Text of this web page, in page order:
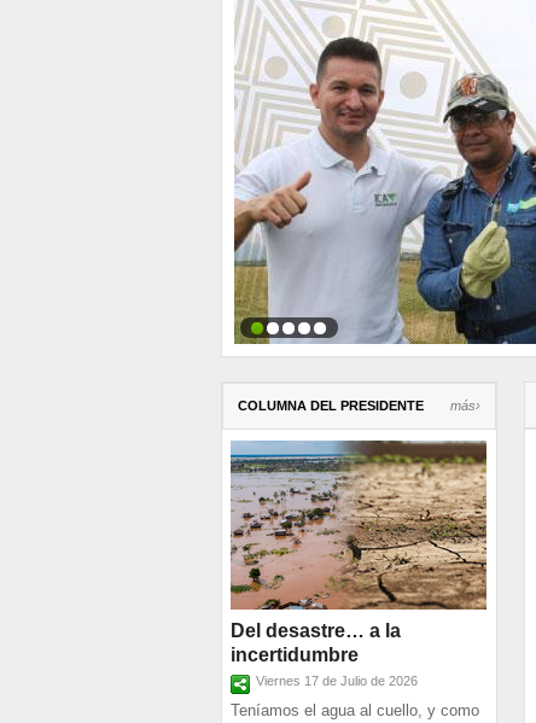
COLUMNA DEL PRESIDENTE más›
Del desastre… a la
incertidumbre
Viernes 17 de Julio de 2026
Teníamos el agua al cuello, y como